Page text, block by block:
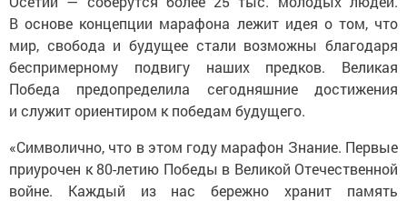
В основе концепции марафона лежит идея о том, что
мир, свобода и будущее стали возможны благодаря
беспримерному подвигу наших предков. Великая
Победа предопределила сегодняшние достижения
и служит ориентиром к победам будущего.
«Символично, что в этом году марафон Знание. Первые
приурочен к 80-летию Победы в Великой Отечественной
войне. Каждый из нас бережно хранит память